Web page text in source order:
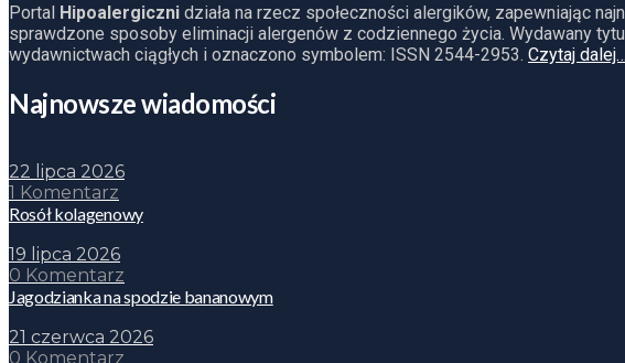
Portal Hipoalergiczni działa na rzecz społeczności alergików, zapewniając
sprawdzone sposoby eliminacji alergenów z codziennego życia. Wydawany
wydawnictwach ciągłych i oznaczono symbolem: ISSN 2544-2953. Czytaj dalej…
Najnowsze wiadomości
22 lipca 2026
1 Komentarz
Rosół kolagenowy
19 lipca 2026
0 Komentarz
Jagodzianka na spodzie bananowym
21 czerwca 2026
0 Komentarz